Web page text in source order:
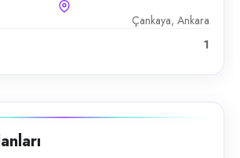
Çankaya, Ankara
1